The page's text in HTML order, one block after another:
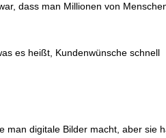
dass man Millionen von
es heißt, Kundenwünsche schnell
man digitale Bilder macht, aber sie